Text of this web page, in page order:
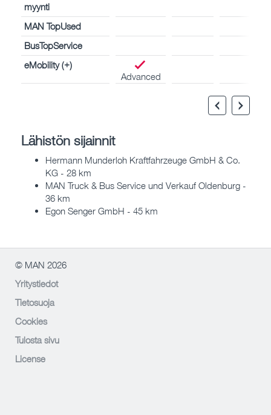
myynti
MAN TopUsed
BusTopService
eMobility (+)
Advanced
Lähistön sijainnit
Hermann Munderloh Kraftfahrzeuge GmbH & Co.
KG - 28 km
MAN Truck & Bus Service und Verkauf Oldenburg -
36 km
Egon Senger GmbH - 45 km
© MAN 2026
Yritystiedot
Tietosuoja
Cookies
Tulosta sivu
License